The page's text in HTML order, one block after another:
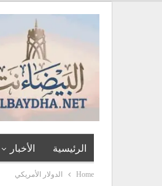
الرئيسية الأخبار
Home الدولار الأمريكي